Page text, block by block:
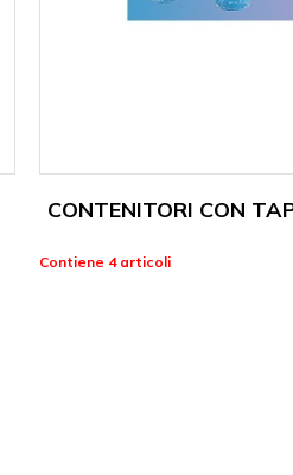
CONTENITORI CON
Contiene 4 articoli